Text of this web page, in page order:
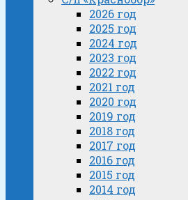
2026 год
2025 год
2024 год
2023 год
2022 год
2021 год
2020 год
2019 год
2018 год
2017 год
2016 год
2015 год
2014 год